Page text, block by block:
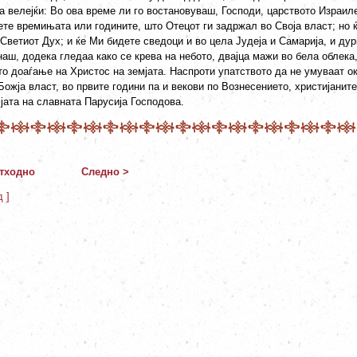
велејќи: Во ова време ли го востановуваш, Господи, царството
времињата или годините, што Отецот ги задржал во Своја власт; но
Дух; и ќе Ми бидете сведоци и во цела Јудеја и Самарија, и
додека гледаа како се крева на небото, двајца мажи во бела
доаѓање на Христос на земјата. Наспроти упатството да не умуваат
власт, во првите години па и векови по Вознесението,
на славната Парусија Господова.
Следно >
]